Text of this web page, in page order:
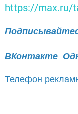
https://max.ru/
ВКонтакте
Телефон